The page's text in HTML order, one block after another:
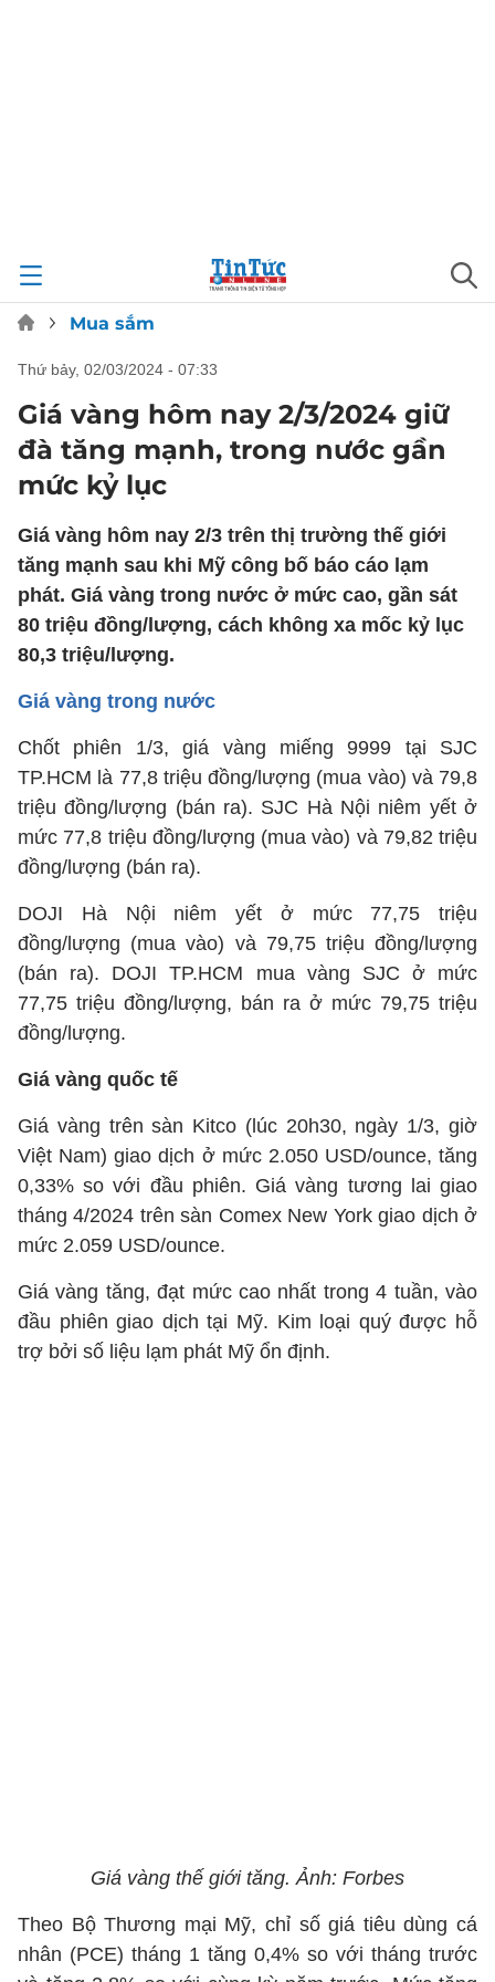
Mua sắm
thứ bảy, 02/03/2024 - 07:33
Giá vàng hôm nay 2/3/2024 giữ
đà tăng mạnh, trong nước gần
mức kỷ lục
Giá vàng hôm nay 2/3 trên thị trường thế giới
tăng mạnh sau khi Mỹ công bố báo cáo lạm
phát. Giá vàng trong nước ở mức cao, gần sát
80 triệu đồng/lượng, cách không xa mốc kỷ lục
80,3 triệu/lượng.
Giá vàng trong nước
Chốt phiên 1/3, giá vàng miếng 9999 tại SJC
TP.HCM là 77,8 triệu đồng/lượng (mua vào) và 79,8
triệu đồng/lượng (bán ra). SJC Hà Nội niêm yết ở
mức 77,8 triệu đồng/lượng (mua vào) và 79,82 triệu
đồng/lượng (bán ra).
DOJI Hà Nội niêm yết ở mức 77,75 triệu
đồng/lượng (mua vào) và 79,75 triệu đồng/lượng
(bán ra). DOJI TP.HCM mua vàng SJC ở mức
77,75 triệu đồng/lượng, bán ra ở mức 79,75 triệu
đồng/lượng.
Giá vàng quốc tế
Giá vàng trên sàn Kitco (lúc 20h30, ngày 1/3, giờ
Việt Nam) giao dịch ở mức 2.050 USD/ounce, tăng
0,33% so với đầu phiên. Giá vàng tương lai giao
tháng 4/2024 trên sàn Comex New York giao dịch ở
mức 2.059 USD/ounce.
Giá vàng tăng, đạt mức cao nhất trong 4 tuần, vào
đầu phiên giao dịch tại Mỹ. Kim loại quý được hỗ
trợ bởi số liệu lạm phát Mỹ ổn định.
Giá vàng thế giới tăng. Ảnh: Forbes
Theo Bộ Thương mại Mỹ, chỉ số giá tiêu dùng cá
nhân (PCE) tháng 1 tăng 0,4% so với tháng trước